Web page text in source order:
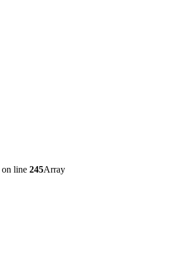
on line 245Array